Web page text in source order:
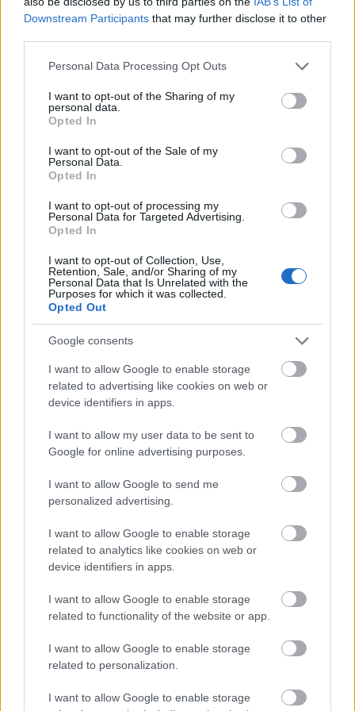
Downstream Participants that may further disclose it to other
Please note that this website/app uses one or more Google
not limited to your visit or usage behaviour. You may click to
grant or deny consent to Google and its third-party tags to
use your data for below specified purposes in below Google
consent section.
Personal Data Processing Opt Outs
I want to opt-out of the Sharing of my
personal data.
Opted In
I want to opt-out of the Sale of my
Personal Data.
Opted In
I want to opt-out of processing my
Personal Data for Targeted Advertising.
Opted In
I want to opt-out of Collection, Use,
Retention, Sale, and/or Sharing of my
Personal Data that Is Unrelated with the
Purposes for which it was collected.
Opted Out
Google consents
I want to allow Google to enable storage
related to advertising like cookies on web or
device identifiers in apps.
I want to allow my user data to be sent to
Google for online advertising purposes.
I want to allow Google to send me
personalized advertising.
I want to allow Google to enable storage
related to analytics like cookies on web or
device identifiers in apps.
I want to allow Google to enable storage
related to functionality of the website or app.
I want to allow Google to enable storage
related to personalization.
I want to allow Google to enable storage
A zalaegerszegi zenekar 2021-re ígéri új
nagylemezét - utolsó albumuk, A fény nyomában
2018-ban jelent meg. Dudás Ivették addig is egy
Tales Of Evening: közös buli a Nova
Prospecttel és a Leecherrel
Turnézáró koncert ősszel!
Jurancsik Eszter•2019. május 22.
Tavaly jelent meg a zalaegerszegi Tales Of Evening
legutóbbi nagylemeze, A fény nyomában
címmel,
amely igen kedvező fogadtatásra lelt a hazai ...